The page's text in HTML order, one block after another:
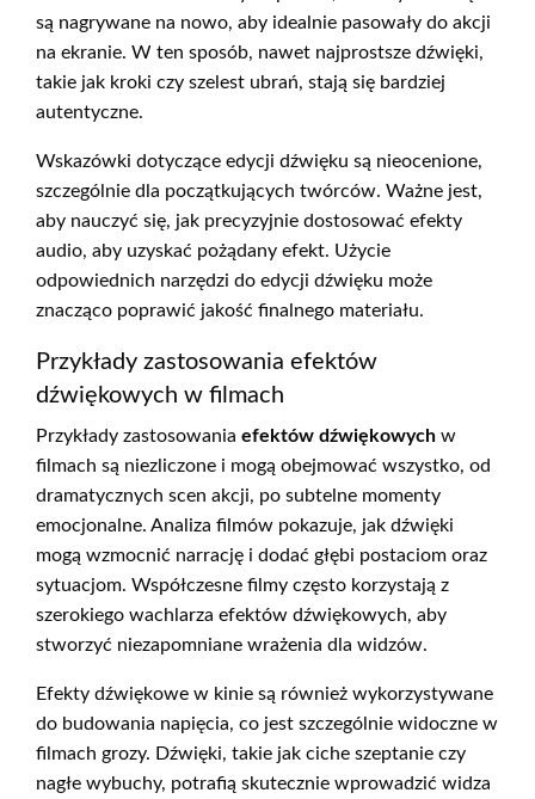
są nagrywane na nowo, aby idealnie pasowały do akcji
na ekranie. W ten sposób, nawet najprostsze dźwięki,
takie jak kroki czy szelest ubrań, stają się bardziej
autentyczne.
Wskazówki dotyczące edycji dźwięku są nieocenione,
szczególnie dla początkujących twórców. Ważne jest,
aby nauczyć się, jak precyzyjnie dostosować efekty
audio, aby uzyskać pożądany efekt. Użycie
odpowiednich narzędzi do edycji dźwięku może
znacząco poprawić jakość finalnego materiału.
Przykłady zastosowania efektów
dźwiękowych w filmach
Przykłady zastosowania efektów dźwiękowych w
filmach są niezliczone i mogą obejmować wszystko, od
dramatycznych scen akcji, po subtelne momenty
emocjonalne. Analiza filmów pokazuje, jak dźwięki
mogą wzmocnić narrację i dodać głębi postaciom oraz
sytuacjom. Współczesne filmy często korzystają z
szerokiego wachlarza efektów dźwiękowych, aby
stworzyć niezapomniane wrażenia dla widzów.
Efekty dźwiękowe w kinie są również wykorzystywane
do budowania napięcia, co jest szczególnie widoczne w
filmach grozy. Dźwięki, takie jak ciche szeptanie czy
nagłe wybuchy, potrafią skutecznie wprowadzić widza